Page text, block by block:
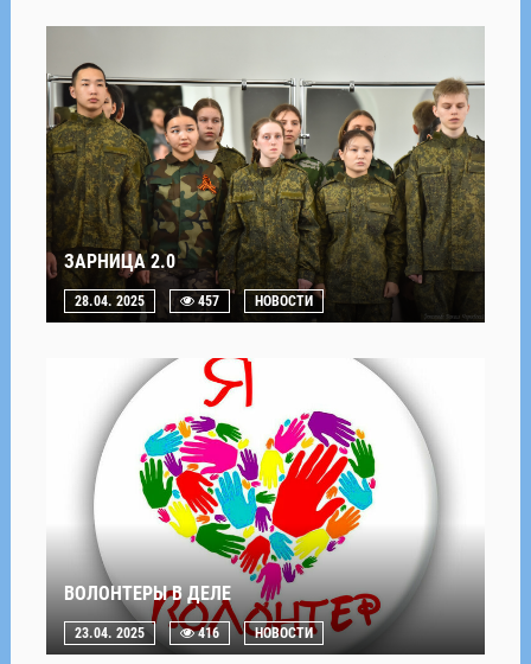
ЗАРНИЦА 2.0
28.04. 2025 457 НОВОСТИ
ВОЛОНТЕРЫ В ДЕЛЕ
23.04. 2025 416 НОВОСТИ